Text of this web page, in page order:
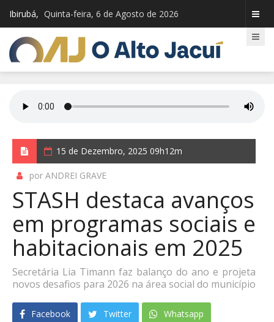
Ibirubá, Quinta-feira, 6 de Agosto de 2026
15 de Dezembro, 2025 09h12m
por ANDREI GRAVE
STASH destaca avanços
em programas sociais e
habitacionais em 2025
Secretária Lia Timann faz balanço do ano e projeta
novos desafios para 2026 na área social do município
Facebook Twitter Whatsapp